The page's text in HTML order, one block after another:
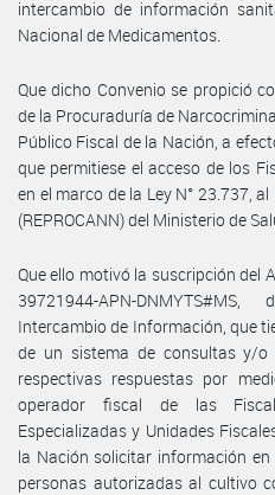
intercambio de información
Nacional de Medicamentos.
Que dicho Convenio se propició
de la Procuraduría de
Público Fiscal de la Nación, a
que permitiese el acceso de los
en el marco de la Ley N° 23.737,
(REPROCANN) del Ministerio de
Que ello motivó la suscripción del
39721944-APN-
Intercambio de Información, que
de un sistema de consultas y/o
respectivas respuestas por
operador fiscal de las
Especializadas y Unidades
la Nación solicitar información
personas autorizadas al cultivo